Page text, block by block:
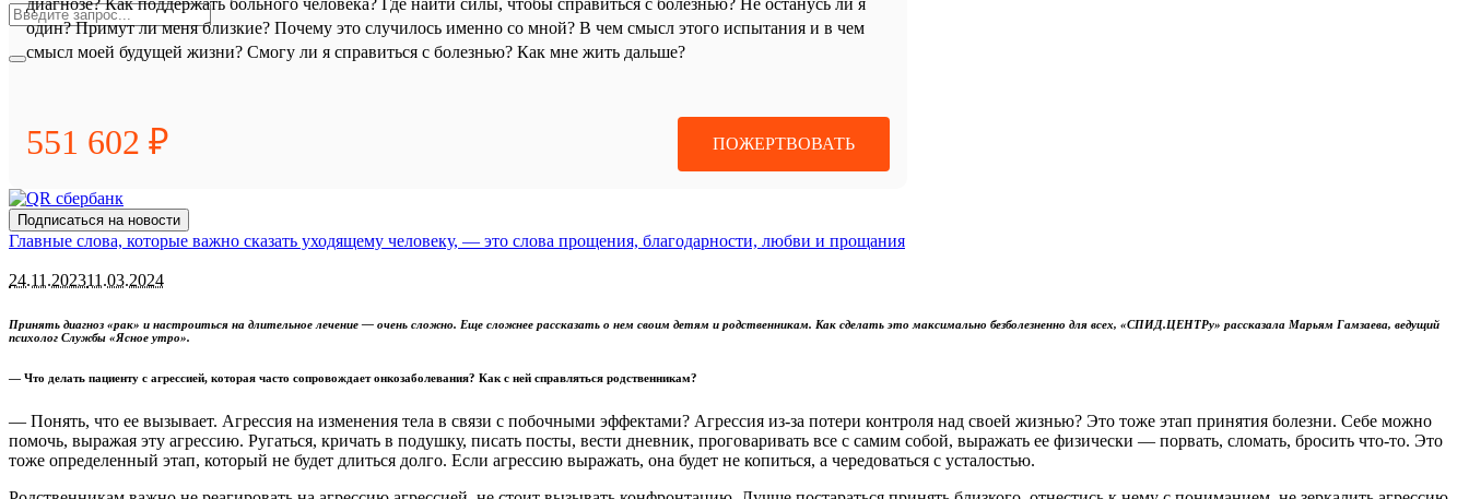
диагнозе? Как поддержать больного человека? Где найти силы, чтобы справиться с болезнью? Не останусь ли я
один? Примут ли меня близкие? Почему это случилось именно со мной? В чем смысл этого испытания и в чем
смысл моей будущей жизни? Смогу ли я справиться с болезнью? Как мне жить дальше?
551 602 ₽ ПОЖЕРТВОВАТЬ
Подписаться на новости
Главные слова, которые важно сказать уходящему человеку, — это слова прощения, благодарности, любви и прощания
24.11.202311.03.2024
Принять диагноз «рак» и настроиться на длительное лечение — очень сложно. Еще сложнее рассказать о нем своим детям и родственникам. Как сделать это максимально безболезненно для всех, «СПИД.ЦЕНТРу» рассказала Марьям Гамзаева, ведущий
психолог Службы «Ясное утро».
— Что делать пациенту с агрессией, которая часто сопровождает онкозаболевания? Как с ней справляться родственникам?
— Понять, что ее вызывает. Агрессия на изменения тела в связи с побочными эффектами? Агрессия из-за потери контроля над своей жизнью? Это тоже этап принятия болезни. Себе можно
помочь, выражая эту агрессию. Ругаться, кричать в подушку, писать посты, вести дневник, проговаривать все с самим собой, выражать ее физически — порвать, сломать, бросить что-то. Это
тоже определенный этап, который не будет длиться долго. Если агрессию выражать, она будет не копиться, а чередоваться с усталостью.